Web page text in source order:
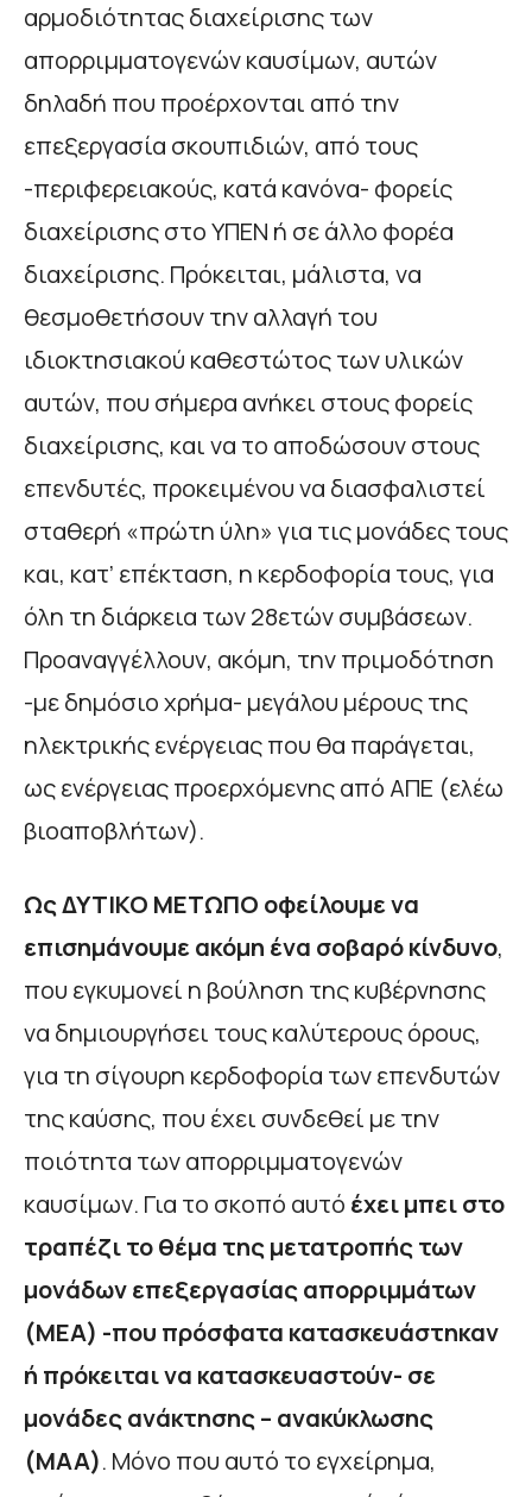
αρμοδιότητας διαχείρισης των
απορριμματογενών καυσίμων, αυτών
δηλαδή που προέρχονται από την
επεξεργασία σκουπιδιών, από τους
-περιφερειακούς, κατά κανόνα- φορείς
διαχείρισης στο ΥΠΕΝ ή σε άλλο φορέα
διαχείρισης. Πρόκειται, μάλιστα, να
θεσμοθετήσουν την αλλαγή του
ιδιοκτησιακού καθεστώτος των υλικών
αυτών, που σήμερα ανήκει στους φορείς
διαχείρισης, και να το αποδώσουν στους
επενδυτές, προκειμένου να διασφαλιστεί
σταθερή «πρώτη ύλη» για τις μονάδες τους
και, κατ’ επέκταση, η κερδοφορία τους, για
όλη τη διάρκεια των 28ετών συμβάσεων.
Προαναγγέλλουν, ακόμη, την πριμοδότηση
-με δημόσιο χρήμα- μεγάλου μέρους της
ηλεκτρικής ενέργειας που θα παράγεται,
ως ενέργειας προερχόμενης από ΑΠΕ (ελέω
βιοαποβλήτων).
Ως ΔΥΤΙΚΟ ΜΕΤΩΠΟ οφείλουμε να
επισημάνουμε ακόμη ένα σοβαρό κίνδυνο,
που εγκυμονεί η βούληση της κυβέρνησης
να δημιουργήσει τους καλύτερους όρους,
για τη σίγουρη κερδοφορία των επενδυτών
της καύσης, που έχει συνδεθεί με την
ποιότητα των απορριμματογενών
καυσίμων. Για το σκοπό αυτό έχει μπει στο
τραπέζι το θέμα της μετατροπής των
μονάδων επεξεργασίας απορριμμάτων
(ΜΕΑ) -που πρόσφατα κατασκευάστηκαν
ή πρόκειται να κατασκευαστούν- σε
μονάδες ανάκτησης – ανακύκλωσης
(ΜΑΑ). Μόνο που αυτό το εγχείρημα,